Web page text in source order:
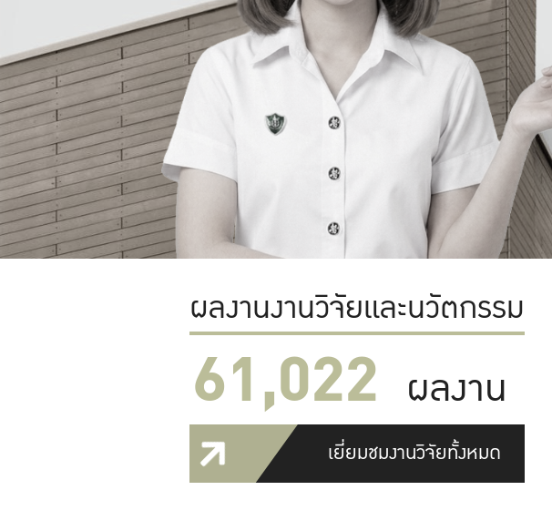
ผลงานงานวิจัยและนวัตกรรม
61,022 ผลงาน
เยี่ยมชมงานวิจัยทั้งหมด